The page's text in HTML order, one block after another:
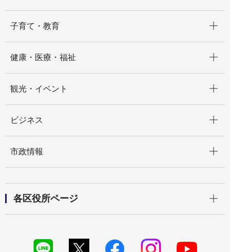
子育て・教育
健康・医療・福祉
観光・イベント
ビジネス
市政情報
各区役所ページ